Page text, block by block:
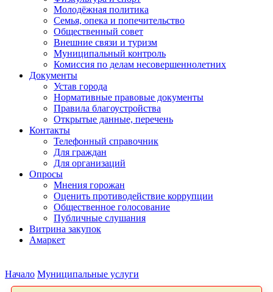
Молодёжная политика
Семья, опека и попечительство
Общественный совет
Внешние связи и туризм
Муниципальный контроль
Комиссия по делам несовершеннолетних
Документы
Устав города
Нормативные правовые документы
Правила благоустройства
Открытые данные, перечень
Контакты
Телефонный справочник
Для граждан
Для организаций
Опросы
Мнения горожан
Оценить противодействие коррупции
Общественное голосование
Публичные слушания
Витрина закупок
Амаркет
Начало Муниципальные услуги